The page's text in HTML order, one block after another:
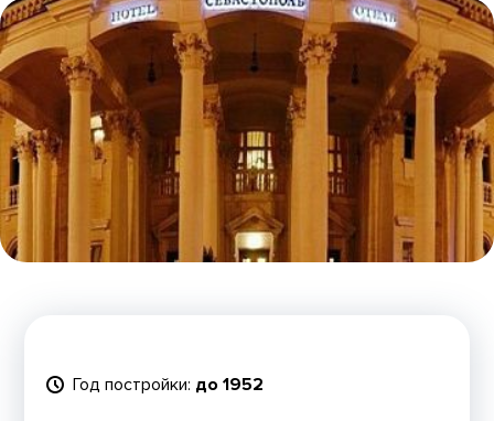
Год постройки: до 1952